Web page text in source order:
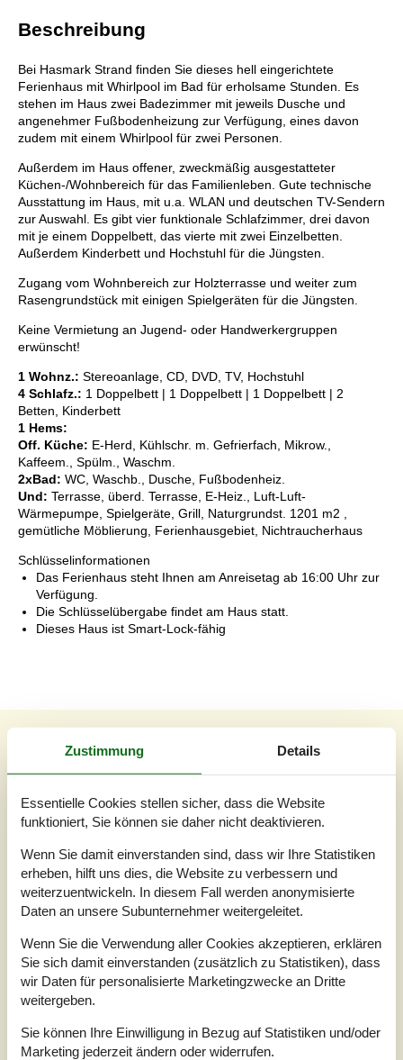
Beschreibung
Bei Hasmark Strand finden Sie dieses hell eingerichtete
Ferienhaus mit Whirlpool im Bad für erholsame Stunden. Es
stehen im Haus zwei Badezimmer mit jeweils Dusche und
angenehmer Fußbodenheizung zur Verfügung, eines davon
zudem mit einem Whirlpool für zwei Personen.
Außerdem im Haus offener, zweckmäßig ausgestatteter
Küchen-/Wohnbereich für das Familienleben. Gute technische
Ausstattung im Haus, mit u.a. WLAN und deutschen TV-Sendern
zur Auswahl. Es gibt vier funktionale Schlafzimmer, drei davon
mit je einem Doppelbett, das vierte mit zwei Einzelbetten.
Außerdem Kinderbett und Hochstuhl für die Jüngsten.
Zugang vom Wohnbereich zur Holzterrasse und weiter zum
Rasengrundstück mit einigen Spielgeräten für die Jüngsten.
Keine Vermietung an Jugend- oder Handwerkergruppen
erwünscht!
1 Wohnz.: Stereoanlage, CD, DVD, TV, Hochstuhl
4 Schlafz.: 1 Doppelbett | 1 Doppelbett | 1 Doppelbett | 2
Betten, Kinderbett
1 Hems:
Off. Küche: E-Herd, Kühlschr. m. Gefrierfach, Mikrow.,
Kaffeem., Spülm., Waschm.
2xBad: WC, Waschb., Dusche, Fußbodenheiz.
Und: Terrasse, überd. Terrasse, E-Heiz., Luft-Luft-
Wärmepumpe, Spielgeräte, Grill, Naturgrundst. 1201 m2 ,
gemütliche Möblierung, Ferienhausgebiet, Nichtraucherhaus
Schlüsselinformationen
Das Ferienhaus steht Ihnen am Anreisetag ab 16:00 Uhr zur
Verfügung.
Die Schlüsselübergabe findet am Haus statt.
Dieses Haus ist Smart-Lock-fähig
4,0 Bezogen auf 3 Bewertungen
Letzte Bewertung ist vom 27.10.2024
5
4
2 (0)
1 (0)
Kommentare
Keine Bewertungen haben Kommentare.
Zustimmung Details
Essentielle Cookies stellen sicher, dass die Website
funktioniert, Sie können sie daher nicht deaktivieren.
Wenn Sie damit einverstanden sind, dass wir Ihre Statistiken
erheben, hilft uns dies, die Website zu verbessern und
weiterzuentwickeln. In diesem Fall werden anonymisierte
Daten an unsere Subunternehmer weitergeleitet.
Wenn Sie die Verwendung aller Cookies akzeptieren, erklären
Sie sich damit einverstanden (zusätzlich zu Statistiken), dass
wir Daten für personalisierte Marketingzwecke an Dritte
weitergeben.
Sie können Ihre Einwilligung in Bezug auf Statistiken und/oder
Marketing jederzeit ändern oder widerrufen.